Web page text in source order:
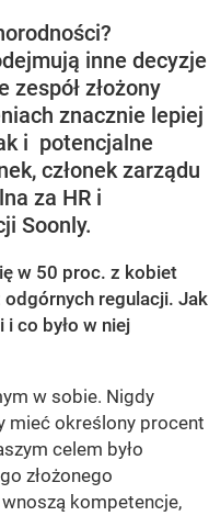
inne decyzje
zespół złożony
znacznie lepiej
i potencjalne
członek zarządu
za HR i
Soonly.
w 50 proc. z kobiet
regulacji. Jak
co było w niej
w sobie. Nigdy
mieć określony procent
celem było
złożonego
kompetencje,